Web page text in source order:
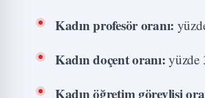
Kadın profesör oranı:
Kadın doçent oranı:
Kadın öğretim görevlisi